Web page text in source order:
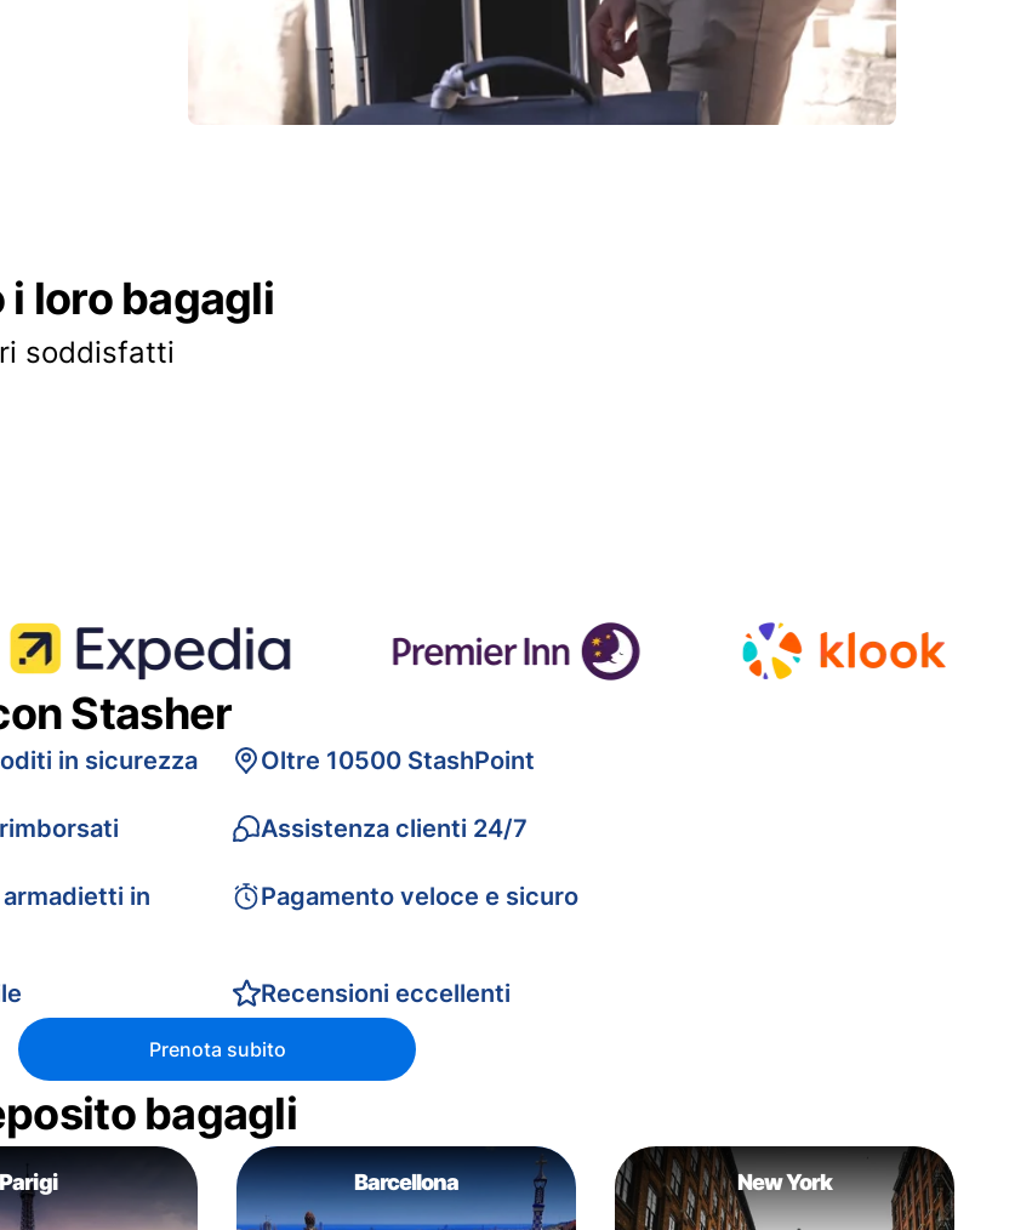
loro bagagli
soddisfatti
Stasher
in sicurezza
in
Oltre 10500 StashPoint
Assistenza clienti 24/7
Pagamento veloce e sicuro
Recensioni eccellenti
Prenota subito
bagagli
Parigi Barcellona New York